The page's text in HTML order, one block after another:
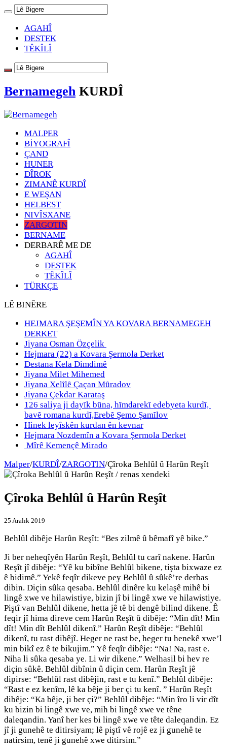
AGAHÎ
DESTEK
TÊKÎLÎ
Bernamegeh KURDÎ
MALPER
BİYOGRAFÎ
ÇAND
HUNER
DÎROK
ZIMANÊ KURDÎ
E WEŞAN
HELBEST
NIVÎSXANE
ZARGOTIN
BERNAME
DERBARÊ ME DE
AGAHÎ
DESTEK
TÊKÎLÎ
TÜRKÇE
LÊ BINÊRE
HEJMARA ŞEŞEMÎN YA KOVARA BERNAMEGEH
DERKET
Jiyana Osman Özçelik
Hejmara (22) a Kovara Şermola Derket
Destana Kela Dimdimê
Jiyana Milet Mihemed
Jiyana Xelȋlȇ Çaçan Mȗradov
Jiyana Çekdar Karataş
126 saliya ji dayȋk bȗna, hȋmdarekȋ edebyeta kurdȋ,
bavȇ romana kurdȋ,Erebȇ Şemo Şamȋlov
Hinek leyîskên kurdan ên kevnar
Hejmara Nozdemîn a Kovara Şermola Derket
Mîrê Kemençê Mirado
Malper/KURDÎ/ZARGOTIN/Çîroka Behlûl û Harûn Reşît
Çîroka Behlûl û Harûn Reşît
25 Aralık 2019
Behlûl dibêje Harûn Reşît: “Bes zilmê û bêmafî yê bike.”
Ji ber neheqîyên Harûn Reşît, Behlûl tu carî nakene. Harûn
Reşît jî dibêje: “Yê ku bibîne Behlûl bikene, tişta bixwaze ez
ê bidimê.” Yekê feqîr dikeve pey Behlûl û sûkê’re derbas
dibin. Diçin sûka qesaba. Behlûl dinêre ku kelaşê mihê bi
lingê xwe ve hilawistiye, bizin jî bi lingê xwe ve hilawistiye.
Piştî van Behlûl dikene, hetta jê tê bi dengê bilind dikene. Ê
feqir jî hima direve cem Harûn Reşît û dibêje: “Min dît! Min
dît! Min dît Behlûl dikenî.” Harûn Reşît dibêje: “Behlûl
dikenî, tu rast dibêjî. Heger ne rast be, heger tu henekê xwe’l
min bikî ez ê te bikujim.” Yê feqîr dibêje: “Na! Na, rast e.
Niha li sûka qesaba ye. Li wir dikene.” Welhasil bi hev re
diçin sûkê. Behlûl dibînin û diçin cem. Harûn Reşît jê
dipirse: “Behlûl rast dibêjin, rast e tu kenî.” Behlûl dibêje:
“Rast e ez kenîm, lê ka bêje ji ber çi tu kenî. ” Harûn Reşît
dibêje: “Ka bêje, ji ber çi?” Behlûl dibêje: “Min îro li vir dît
ku bizin bi lingê xwe ve, mih bi lingê xwe ve têne
daleqandin. Yanî her kes bi lingê xwe ve tête daleqandin. Ez
jî ji gunehê te ditirsiyam; lê piştî vê rojê ez ji gunehê te
natirsim, tenê ji gunehê xwe ditirsim.”